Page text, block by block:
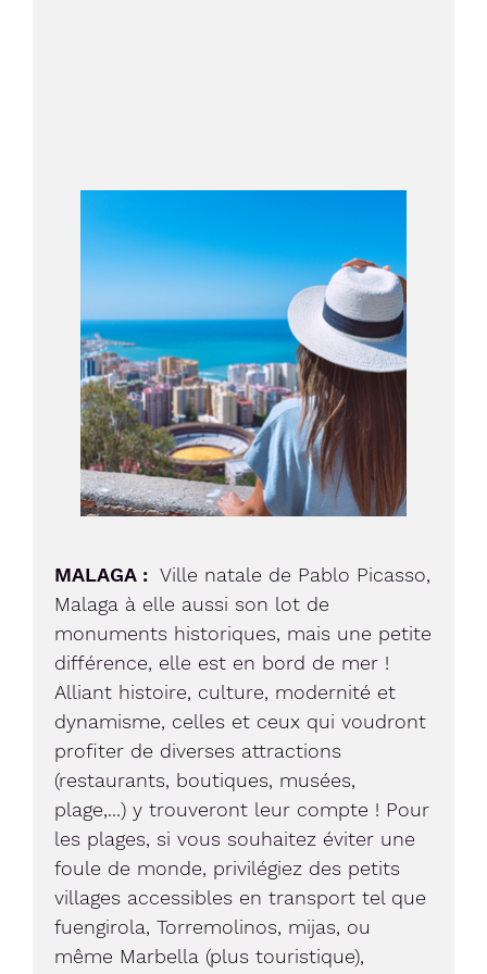
MALAGA : Ville natale de Pablo Picasso,
Malaga à elle aussi son lot de
monuments historiques, mais une petite
différence, elle est en bord de mer !
Alliant histoire, culture, modernité et
dynamisme, celles et ceux qui voudront
profiter de diverses attractions
(restaurants, boutiques, musées,
plage,...) y trouveront leur compte ! Pour
les plages, si vous souhaitez éviter une
foule de monde, privilégiez des petits
villages accessibles en transport tel que
fuengirola, Torremolinos, mijas, ou
même Marbella (plus touristique),